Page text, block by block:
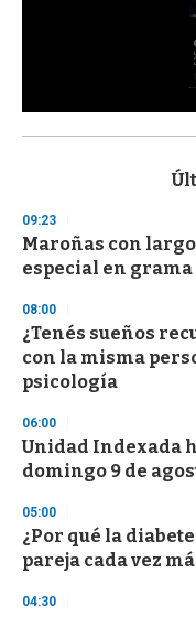
s
d
s
o
f
3
s
e
c
o
d
s
09:23
Maroñas con
especial en
08:00
¿Tenés sueños
con la misma
psicología
06:00
Unidad Indexada
domingo 9 de
05:00
¿Por qué la
pareja cada vez
04:30